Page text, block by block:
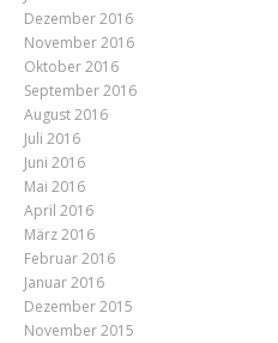
Dezember 2016
November 2016
Oktober 2016
September 2016
August 2016
Juli 2016
Juni 2016
Mai 2016
April 2016
März 2016
Februar 2016
Januar 2016
Dezember 2015
November 2015